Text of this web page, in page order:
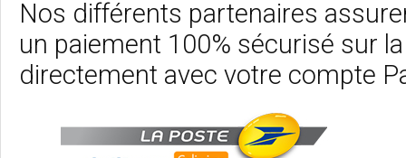
Nos différents partenaires
un paiement 100% sécurisé sur
directement avec votre compte